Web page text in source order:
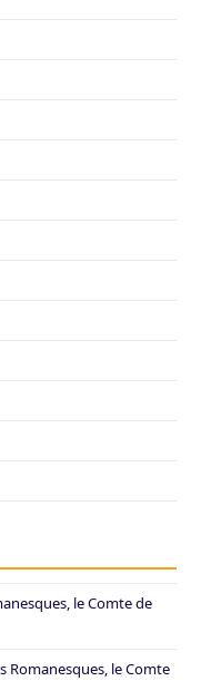
le Comte de
Romanesques, le Comte